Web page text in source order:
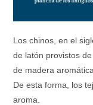
Los chinos, en el
de latón provistos
de madera
De esta forma, los
aroma.